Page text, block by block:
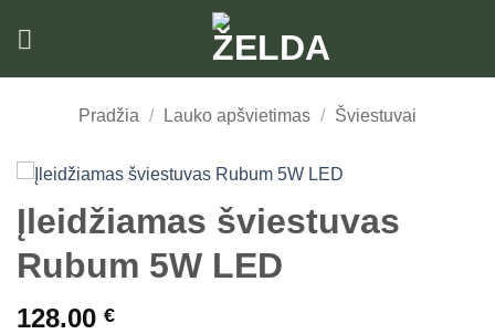
Pradžia / Lauko apšvietimas / Šviestuvai
Įleidžiamas šviestuvas
Rubum 5W LED
128.00 €